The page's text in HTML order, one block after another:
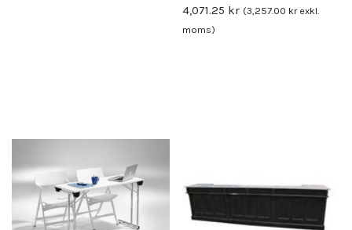
4,071.25 kr (3,257.00 krexkl.
moms)